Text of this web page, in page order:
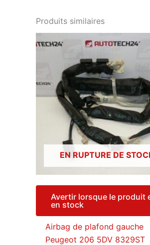
Produits similaires
EN RUPTURE DE
Avertir lorsque le produit
en stock
Airbag de plafond gauche
Peugeot 206 5DV 8329ST